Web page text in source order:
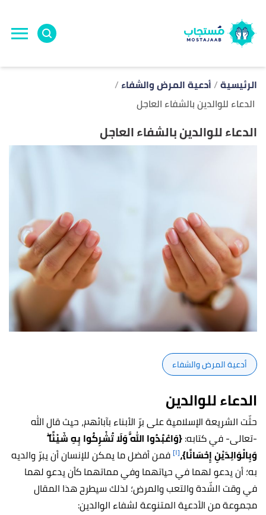
الرئيسية أدعية المرض والشفاء
الدعاء للوالدين بالشفاء العاجل
الدعاء للوالدين بالشفاء العاجل
أدعية المرض والشفاء
الدعاء للوالدين
حثّت الشريعة الإسلامية على برّ الأبناء بآبائهم، حيث قال الله
-تعالى- في كتابه:{وَاعْبُدُوا اللَّهَ وَلَا تُشْرِكُوا بِهِ شَيْئًا ۖ
وَبِالْوَالِدَيْنِ إِحْسَانًا}،[١] فمن أفضل ما يمكن للإنسان أن يبرّ والديه
به؛ أن يدعو لهما في حياتهما وفي مماتهما كأن يدعو لهما
في وقت الشّدة والتعب والمرض؛ لذلك سيطرح هذا المقال
مجموعة من الأدعية المتنوعة لشفاء الوالدين: